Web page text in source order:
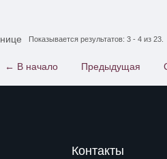
Показывается результатов: 3 - 4 из 23.
← В начало Предыдущая
Контакты